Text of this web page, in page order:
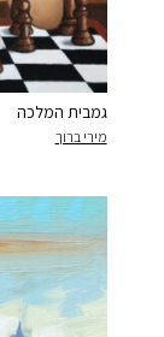
גמבית המלכה
מירי ברוך